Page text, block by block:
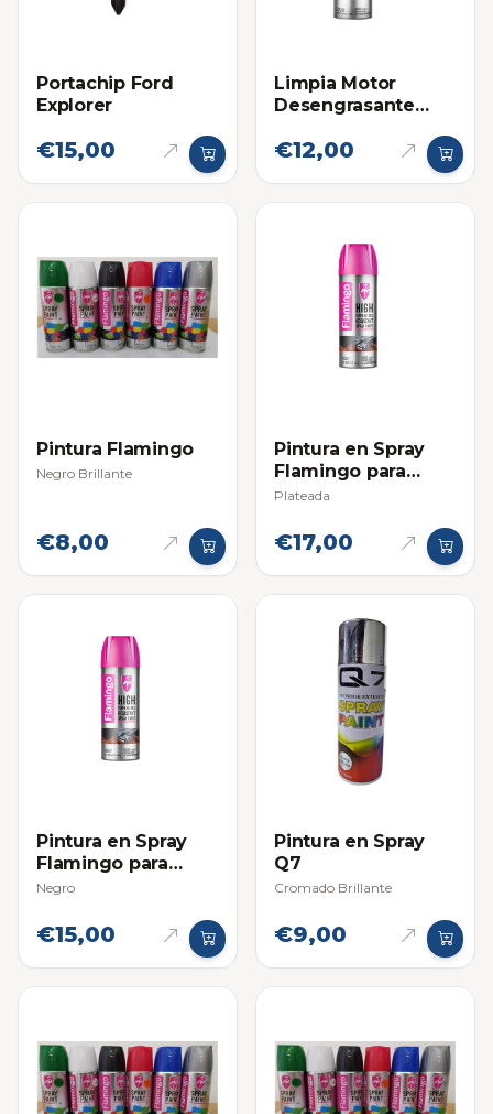
Portachip Ford
Explorer
€15,00
Limpia Motor
Desengrasante
650ml
€12,00
Pintura Flamingo
Negro Brillante
€8,00
Pintura en Spray
Flamingo para
Altas Temperaturas
Plateada
€17,00
Pintura en Spray
Flamingo para
Altas Temperaturas
Negro
€15,00
Pintura en Spray
Q7
Cromado Brillante
€9,00